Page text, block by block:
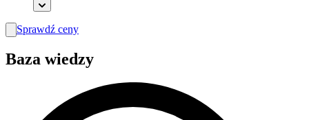
search
Sprawdź ceny
Baza wiedzy